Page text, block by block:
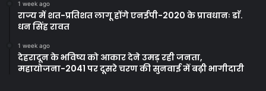
1 week ago
राज्य में शत-प्रतिशत लागू होंगे एनईपी-2020 के प्रावधानः डाॅ.
धन सिंह रावत
1 week ago
देहरादून के भविष्य को आकार देने उमड़ रही जनता,
महायोजना-2041 पर दूसरे चरण की सुनवाई में बढ़ी भागीदारी